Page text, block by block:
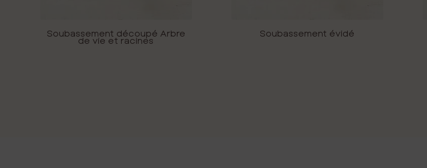
Soubassement découpé Arbre
de vie et racines
Soubassement évidé